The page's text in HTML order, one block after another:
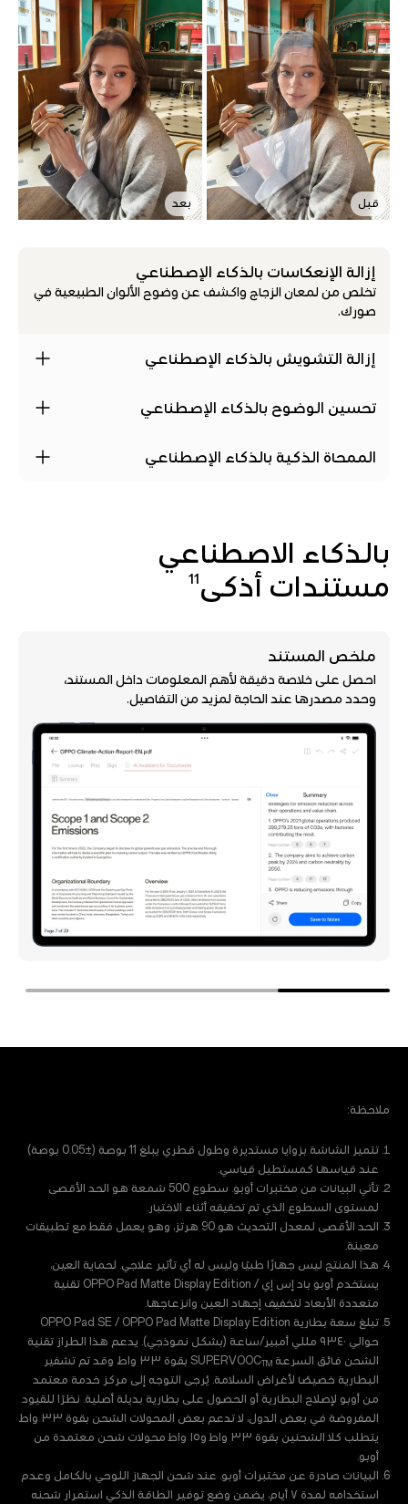
قبل بعد
إزالة الإنعكاسات بالذكاء الإصطناعي
تخلص من لمعان الزجاج واكشف عن وضوح الألوان الطبيعية في
صورك.
إزالة التشويش بالذكاء الإصطناعي
تحسين الوضوح بالذكاء الإصطناعي
الممحاة الذكية بالذكاء الإصطناعي
بالذكاء الاصطناعي
مستندات أذكى 11
إعادة الصياغة بالذكاء الإصطناعي
انسَ عقدة الكتابة! قم بصقل المسودات، توسيعها، أو تعديل
النغمة لتناسب السياق المطلوب.
ملاحظة:
تتميز الشاشة بزوايا مستديرة وطول قطري يبلغ 11 بوصة (±0.05 بوصة)
عند قياسها كمستطيل قياسي.
تأتي البيانات من مختبرات أوبو. سطوع 500 شمعة هو الحد الأقصى
لمستوى السطوع الذي تم تحقيقه أثناء الاختبار.
الحد الأقصى لمعدل التحديث هو 90 هرتز، وهو يعمل فقط مع تطبيقات
معينة.
هذا المنتج ليس جهازًا طبيًا وليس له أي تأثير علاجي. لحماية العين،
يستخدم أوبو باد إس إي / OPPO Pad Matte Display Edition تقنية
متعددة الأبعاد لتخفيف إجهاد العين وانزعاجها.
تبلغ سعة بطارية OPPO Pad SE / OPPO Pad Matte Display Edition
حوالي ٩٣٤٠ مللي أمبير/ساعة (بشكل نموذجي). يدعم هذا الطراز تقنية
الشحن فائق السرعة SUPERVOOC TM
بقوة ٣٣ واط، وقد تم تشفير
البطارية خصيصًا لأغراض السلامة. يُرجى التوجه إلى مركز خدمة معتمد
من أوبو لإصلاح البطارية أو الحصول على بطارية بديلة أصلية. نظرًا للقيود
المفروضة في بعض الدول، لا تدعم بعض المحولات الشحن بقوة ٣٣ واط.
يتطلب كلا الشحنين بقوة ٣٣ واط و١٥ واط محولات شحن معتمدة من
أوبو.
البيانات صادرة عن مختبرات أوبو. عند شحن الجهاز اللوحي بالكامل وعدم
استخدامه لمدة ٧ أيام، يضمن وضع توفير الطاقة الذكي استمرار شحنه